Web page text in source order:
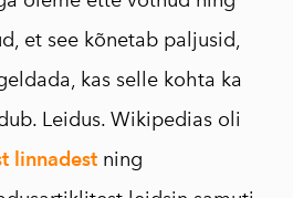
et see kõnetab paljusid,
kas selle kohta ka
Leidus. Wikipedias oli
linnadest ning